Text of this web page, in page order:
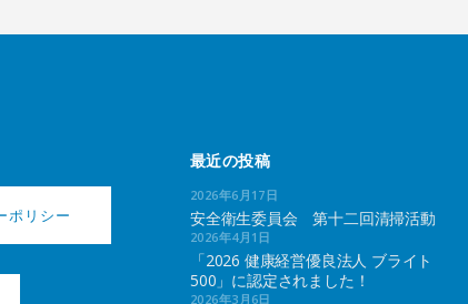
ポリシー
最近の投稿
2026年6月17日
安全衛生委員会 第十二回清掃活動
2026年4月1日
「2026 健康経営優良法人 ブライト
500」に認定されました！
2026年3月6日